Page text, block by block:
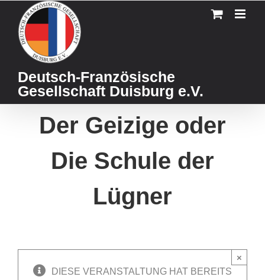
content
Deutsch-Französische
Gesellschaft Duisburg e.V.
Der Geizige oder
Die Schule der
Lügner
DIESE VERANSTALTUNG HAT BEREITS
×